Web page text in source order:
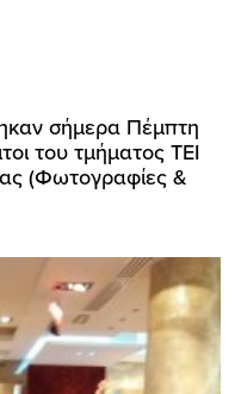
σήμερα Πέμπτη
του τμήματος ΤΕΙ
(Φωτογραφίες &